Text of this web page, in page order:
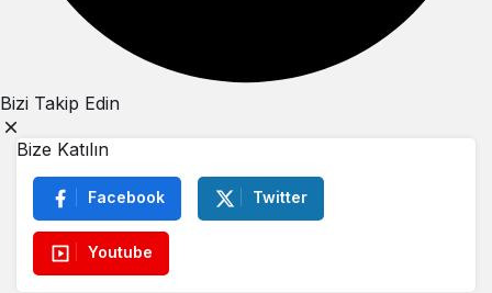
Bizi Takip Edin
Bize Katılın
Facebook Twitter
Youtube